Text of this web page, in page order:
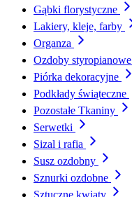
Gąbki florystyczne
Lakiery, kleje, farby
Organza
Ozdoby styropianowe
Piórka dekoracyjne
Podkłady świąteczne
Pozostałe Tkaniny
Serwetki
Sizal i rafia
Susz ozdobny
Sznurki ozdobne